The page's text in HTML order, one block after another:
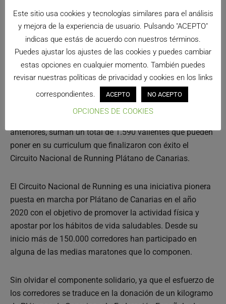
moda que nunca: casi 100.000 llegados a meta entre las
cinco pruebas del reto (½ Maratón de Sevilla, e-Dreams
Mitja Marató Barcelona by Brooks, Zurich Rock ‘n’ Roll
Running Series Madrid, Medio Maratón Valencia Trinidad
Alfonso Zurich y Behobia – San Sebastián).
De ellos, fueron 623 los que completaron el reto de
terminar las cinco pruebas y conseguir la ansiada
anteriores, suman un total de 1.590 valientes que pueden
poner en su curriculum que finalizaron con éxito el
Circuito Nacional de Running Plátano de Canarias.
El Circuito Nacional de Running es una iniciativa pionera
puesta en marcha por Plátano de Canarias en el año
2020 con el objetivo de promover la actividad física y
apostar por los hábitos de vida saludables. Desde su
inicio más de 150.000 corredores han participado en
alguna de las medias maratones que lo componen.
Sin olvidar el componente solidario, ya que el esfuerzo de
los corredores se traduce en la donación de un kilogramo
Este sitio usa cookies y tecnologías similares para el análisis
y mejora de la experiencia de usuario. Pulsando "ACEPTO"
indicas que estás de acuerdo con nuestros términos.
Puedes ajustar los ajustes de las cookies y puedes cambiar
estas opciones en cualquier momento. También puedes
revisar nuestras políticas de privacidad y cookies en los links
correspondientes.
ACEPTO NO ACEPTO
OPCIONES DE COOKIES